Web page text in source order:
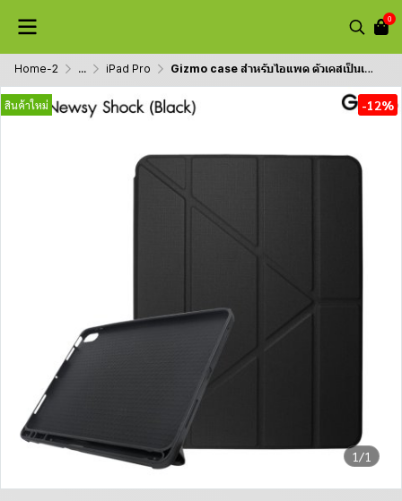
0
Home-2 ... iPad Pro Gizmo case สำหรับไอแพด ตัวเคสเป็นเนื้อผ้า มีที่ใส่ปากกา รุ่น Newsy Shock รองรับ iPad Air4/5 / iPad Pro11
1/1
สินค้าใหม่ -12%